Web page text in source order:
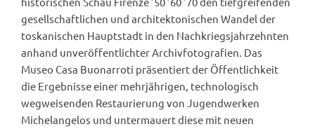
gesellschaftlichen und architektonischen Wandel der
toskanischen Hauptstadt in den Nachkriegsjahrzehnten
anhand unveröffentlichter Archivfotografien. Das
Museo Casa Buonarroti präsentiert der Öffentlichkeit
die Ergebnisse einer mehrjährigen, technologisch
wegweisenden Restaurierung von Jugendwerken
Michelangelos und untermauert diese mit neuen